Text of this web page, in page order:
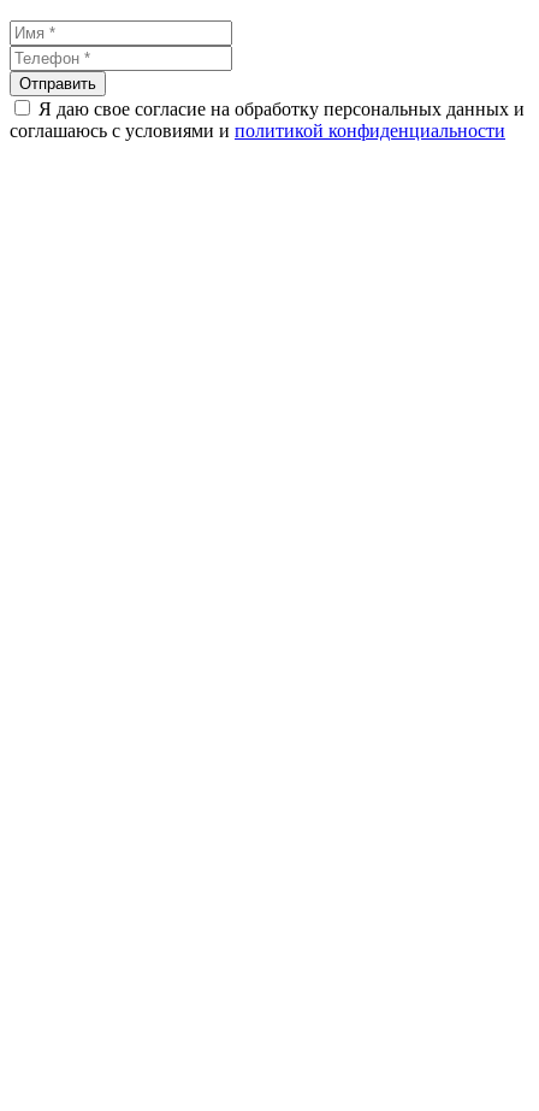
Я даю свое согласие на обработку персональных данных и
соглашаюсь с условиями и политикой конфиденциальности